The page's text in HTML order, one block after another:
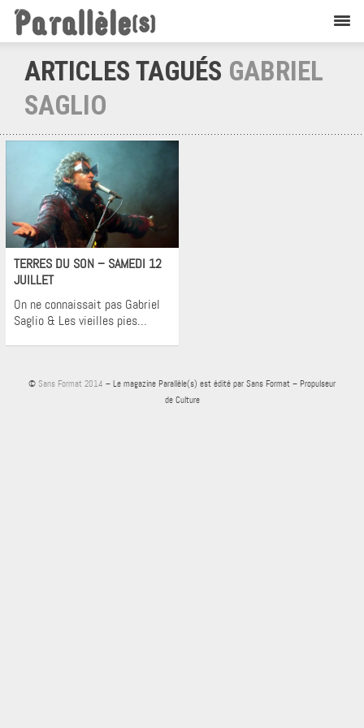
ARTICLES TAGUÉS GABRIEL
SAGLIO
Flashback
TERRES DU SON – SAMEDI 12
JUILLET
On ne connaissait pas Gabriel
Saglio & Les vieilles pies…
© Sans Format 2014 – Le magazine Parallèle(s) est édité par Sans Format – Propulseur
de Culture